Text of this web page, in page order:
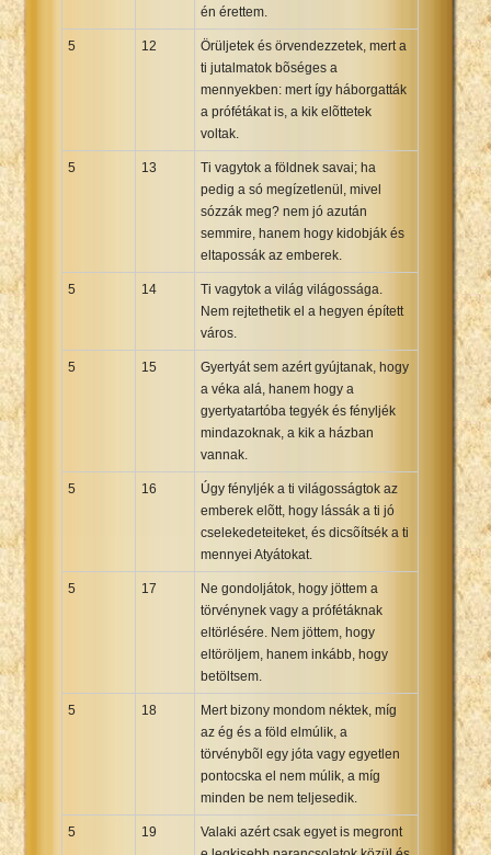
én érettem.
5 12
Örüljetek és örvendezzetek, mert a
ti jutalmatok bõséges a
mennyekben: mert így háborgatták
a prófétákat is, a kik elõttetek
voltak.
5 13
Ti vagytok a földnek savai; ha
pedig a só megízetlenül, mivel
sózzák meg? nem jó azután
semmire, hanem hogy kidobják és
eltapossák az emberek.
5 14
Ti vagytok a világ világossága.
Nem rejtethetik el a hegyen épített
város.
5 15
Gyertyát sem azért gyújtanak, hogy
a véka alá, hanem hogy a
gyertyatartóba tegyék és fényljék
mindazoknak, a kik a házban
vannak.
5 16
Úgy fényljék a ti világosságtok az
emberek elõtt, hogy lássák a ti jó
cselekedeteiteket, és dicsõítsék a ti
mennyei Atyátokat.
5 17
Ne gondoljátok, hogy jöttem a
törvénynek vagy a prófétáknak
eltörlésére. Nem jöttem, hogy
eltöröljem, hanem inkább, hogy
betöltsem.
5 18
Mert bizony mondom néktek, míg
az ég és a föld elmúlik, a
törvénybõl egy jóta vagy egyetlen
pontocska el nem múlik, a míg
minden be nem teljesedik.
5 19
Valaki azért csak egyet is megront